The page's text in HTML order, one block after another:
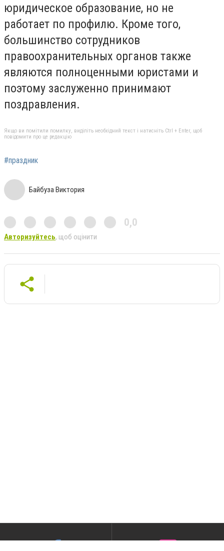
юридическое образование, но не
работает по профилю. Кроме того,
большинство сотрудников
правоохранительных органов также
являются полноценными юристами и
поэтому заслуженно принимают
поздравления.
Якщо ви помітили помилку, виділіть необхідний текст і натисніть Ctrl + Enter, щоб
повідомити про це редакцію
#праздник
Байбуза Виктория
0,0
Авторизуйтесь, щоб оцінити